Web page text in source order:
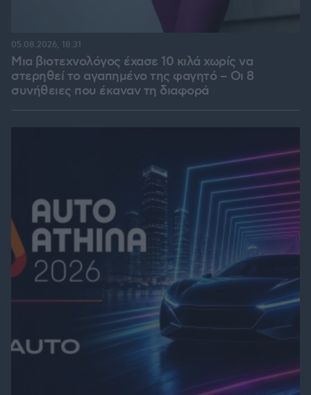
Μια βιοτεχνολόγος έχασε 10 κιλά χωρίς να
στερηθεί το αγαπημένο της φαγητό – Οι 8
συνήθειες που έκαναν τη διαφορά
05.08.2026, 18:31